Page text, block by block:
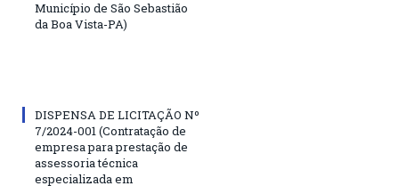
Município de São Sebastião
da Boa Vista-PA)
DISPENSA DE LICITAÇÃO Nº
7/2024-001 (Contratação de
empresa para prestação de
assessoria técnica
especializada em